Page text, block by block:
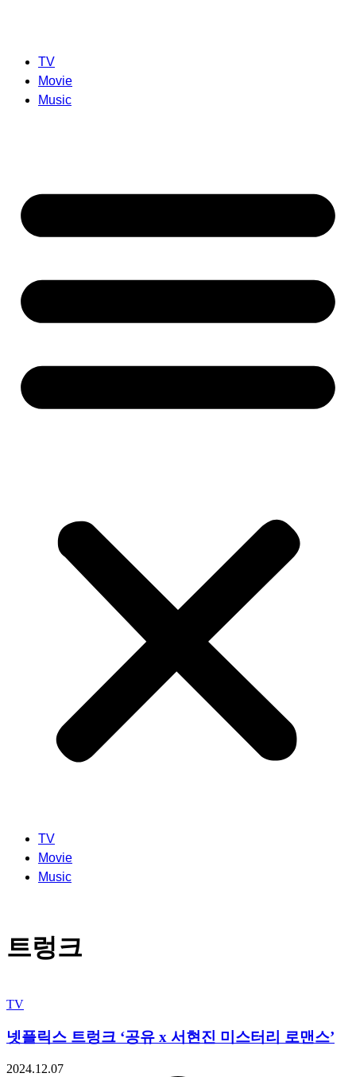
TV
Movie
Music
TV
Movie
Music
트렁크
TV
넷플릭스 트렁크 ‘공유 x 서현진 미스터리 로맨스’
2024.12.07